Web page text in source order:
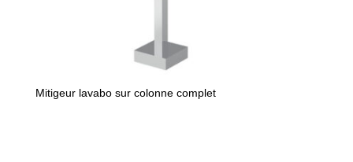
Mitigeur lavabo sur colonne complet